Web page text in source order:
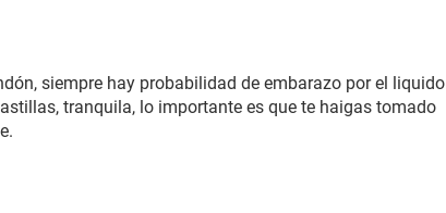
siempre hay probabilidad de embarazo por el liquido
tranquila, lo importante es que te haigas tomado